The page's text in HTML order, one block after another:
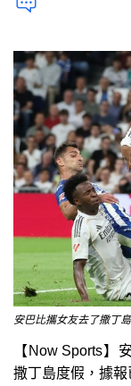
安巴比攜女友去了撒丁
【Now Sports】
撒丁島度假，據報